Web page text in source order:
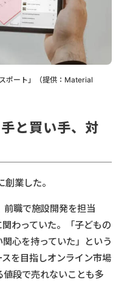
ポート」（提供：Material
と買い手、対
業した。
職で施設開発を担当
わっていた。「子どもの
心を持っていた」という
を目指しオンライン市場
段で売れないことも多